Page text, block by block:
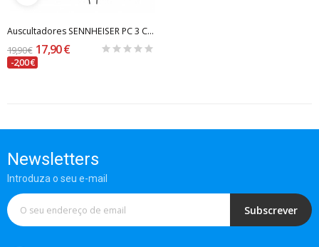
Auscultadores SENNHEISER PC 3 CHAT
19,90 € 17,90 €
-2,00 €
Newsletters
Introduza o seu e-mail
Subscrever